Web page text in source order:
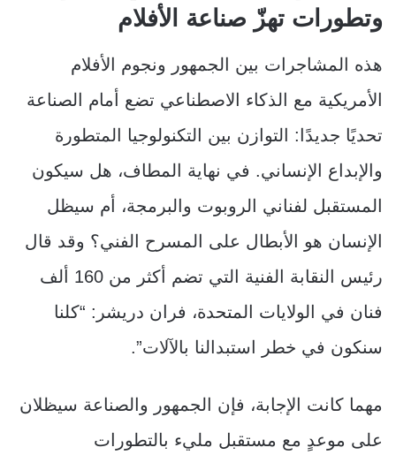
وتطورات تهزّ صناعة الأفلام
هذه المشاجرات بين الجمهور ونجوم الأفلام
الأمريكية مع الذكاء الاصطناعي تضع أمام الصناعة
تحديًا جديدًا: التوازن بين التكنولوجيا المتطورة
والإبداع الإنساني. في نهاية المطاف، هل سيكون
المستقبل لفناني الروبوت والبرمجة، أم سيظل
الإنسان هو الأبطال على المسرح الفني؟ وقد قال
رئيس النقابة الفنية التي تضم أكثر من 160 ألف
فنان في الولايات المتحدة، فران دريشر: “كلنا
سنكون في خطر استبدالنا بالآلات”.
مهما كانت الإجابة، فإن الجمهور والصناعة سيظلان
على موعدٍ مع مستقبل مليء بالتطورات